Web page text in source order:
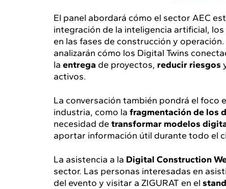
El panel abordará cómo el sector AEC
integración de la inteligencia artificial,
en las fases de construcción y
analizarán cómo los Digital Twins
la entrega de proyectos, reducir riesgos
activos.
La conversación también pondrá el foco
industria, como la fragmentación de los
necesidad de transformar modelos
aportar información útil durante todo el
La asistencia a la Digital Construction
sector. Las personas interesadas en
del evento y visitar a ZIGURAT en el